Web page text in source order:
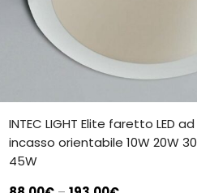
INTEC LIGHT Elite faretto LED ad
incasso orientabile 10W 20W
45W